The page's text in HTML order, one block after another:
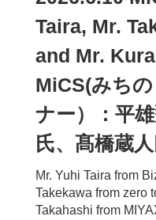
新聞社)、岡崎 直
(MBZUAI/東北大
[2Yin-B-55] 言語
トルネックの同定
〇清野 輝風 (東
理化学研究所)、
研究所/東京科学
6/10(水)
[3Yin-A] ポスターセ
Taira, Mr.
and Mr.
MiCS(みち
ナー）：平
氏、髙橋蔵
Mr. Yuhi Taira from
Takekawa from zero
Takahashi from